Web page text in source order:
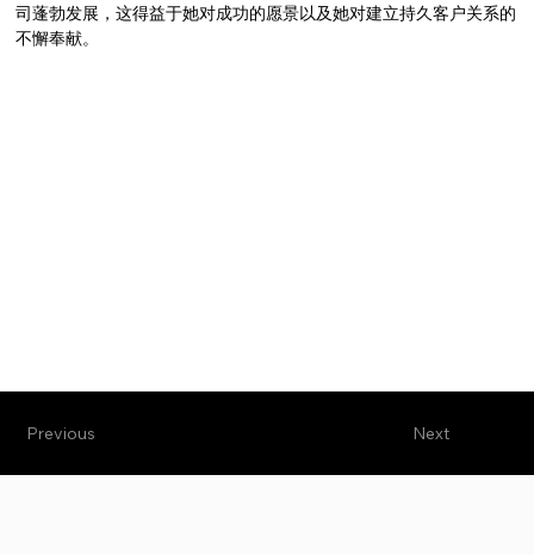
司蓬勃发展，这得益于她对成功的愿景以及她对建立持久客户关系的
不懈奉献。
Next
Previous